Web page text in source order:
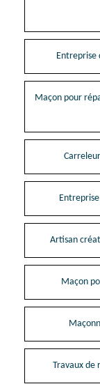
Entreprise
Maçon pour
Artisan
Maçon
Travaux de